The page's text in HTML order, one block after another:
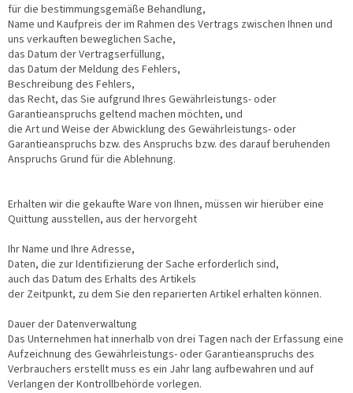
für die bestimmungsgemäße Behandlung,
Name und Kaufpreis der im Rahmen des Vertrags zwischen Ihnen und
uns verkauften beweglichen Sache,
das Datum der Vertragserfüllung,
das Datum der Meldung des Fehlers,
Beschreibung des Fehlers,
das Recht, das Sie aufgrund Ihres Gewährleistungs- oder
Garantieanspruchs geltend machen möchten, und
die Art und Weise der Abwicklung des Gewährleistungs- oder
Garantieanspruchs bzw. des Anspruchs bzw. des darauf beruhenden
Anspruchs Grund für die Ablehnung.
Erhalten wir die gekaufte Ware von Ihnen, müssen wir hierüber eine
Quittung ausstellen, aus der hervorgeht
Ihr Name und Ihre Adresse,
Daten, die zur Identifizierung der Sache erforderlich sind,
auch das Datum des Erhalts des Artikels
der Zeitpunkt, zu dem Sie den reparierten Artikel erhalten können.
Dauer der Datenverwaltung
Das Unternehmen hat innerhalb von drei Tagen nach der Erfassung eine
Aufzeichnung des Gewährleistungs- oder Garantieanspruchs des
Verbrauchers erstellt muss es ein Jahr lang aufbewahren und auf
Verlangen der Kontrollbehörde vorlegen.